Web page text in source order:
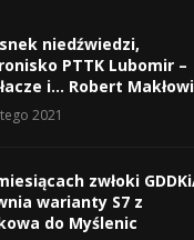
niedźwiedzi,
PTTK Lubomir –
i… Robert
2021
zwłoki
warianty S7 z
do Myślenic